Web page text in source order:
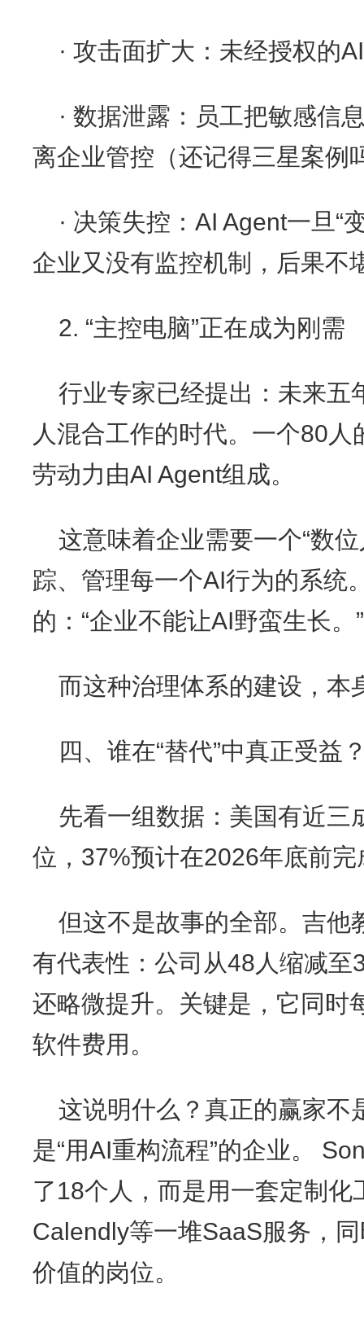
· 攻击面扩大：未经授权的
· 数据泄露：员工把敏感信
离企业管控（还记得三星案例
· 决策失控：AI Agent一旦“
企业又没有监控机制，后果不
2. “主控电脑”正在成为刚需
行业专家已经提出：未来五
人混合工作的时代。一个80
劳动力由AI Agent组成。
这意味着企业需要一个“数
踪、管理每一个AI行为的系统
的：“企业不能让AI野蛮生长。”
而这种治理体系的建设，本
四、谁在“替代”中真正受益
先看一组数据：美国有近三
位，37%预计在2026年底前完
但这不是故事的全部。吉他
有代表性：公司从48人缩减
还略微提升。关键是，它同时
软件费用。
这说明什么？真正的赢家不
是“用AI重构流程”的企业。
了18个人，而是用一套定制
Calendly等一堆SaaS服务，
价值的岗位。